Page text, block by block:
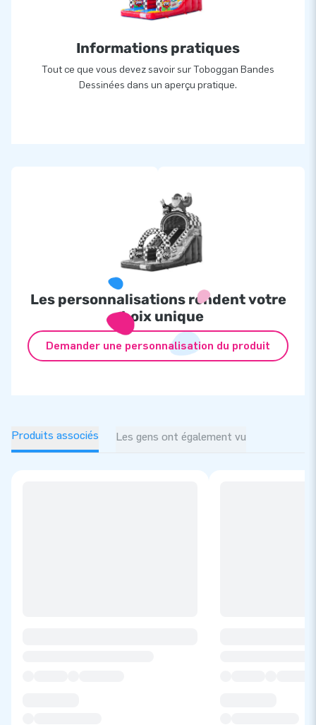
JB Gonflables: votre partenaire dans le monde
merveilleux des structures gonflables
En tant que leader du marché européen dans la conception et
la production de structures gonflables, notamment de
Informations pratiques
Tout ce que vous devez savoir sur Toboggan Bandes
Dessinées dans un aperçu pratique.
Les personnalisations rendent votre
choix unique
Demander une personnalisation du produit
Produits associés Les gens ont également vu